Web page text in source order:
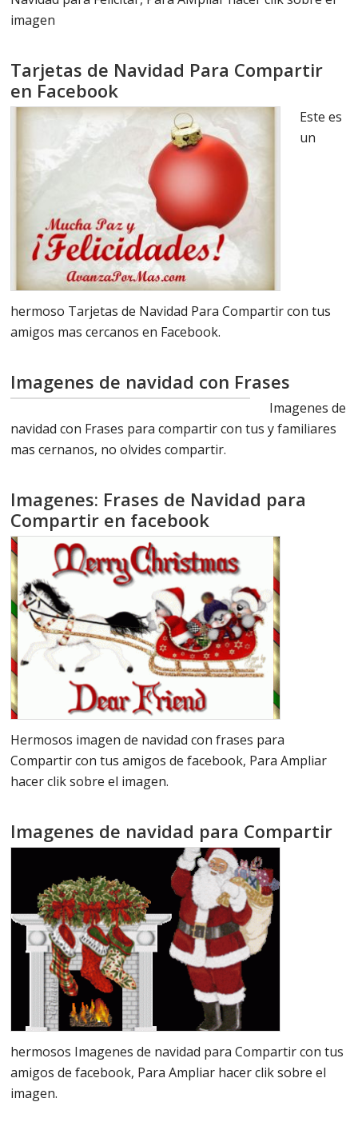
imagen
Tarjetas de Navidad Para Compartir
en Facebook
Este es
un
hermoso Tarjetas de Navidad Para Compartir con tus
amigos mas cercanos en Facebook.
Imagenes de navidad con Frases
Imagenes de
navidad con Frases para compartir con tus y familiares
mas cernanos, no olvides compartir.
Imagenes: Frases de Navidad para
Compartir en facebook
Hermosos imagen de navidad con frases para
Compartir con tus amigos de facebook, Para Ampliar
hacer clik sobre el imagen.
Imagenes de navidad para Compartir
hermosos Imagenes de navidad para Compartir con tus
amigos de facebook, Para Ampliar hacer clik sobre el
imagen.